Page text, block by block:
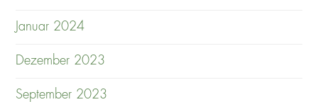
Januar 2024
Dezember 2023
September 2023